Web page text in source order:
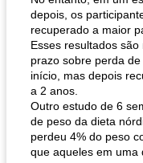
pão plano (out)
depois, os
recuperado a maior
Esses resultados
prazo sobre perda
início, mas depois
a 2 anos.
Outro estudo de 6
de peso da dieta
perdeu 4% do peso
que aqueles em uma